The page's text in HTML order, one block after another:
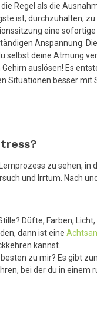
Regel als die
ist, durchzuhalten,
eine
Anspannung.
deine Atmung
auslösen! Es
Situationen besser
zu sehen,
und Irrtum. Nach
Düfte, Farben,
dann ist eine
kannst.
zu mir? Es gibt
bei der du in einem